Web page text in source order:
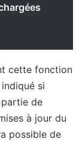
cette fonction
si
partie de
à jour du
possible de